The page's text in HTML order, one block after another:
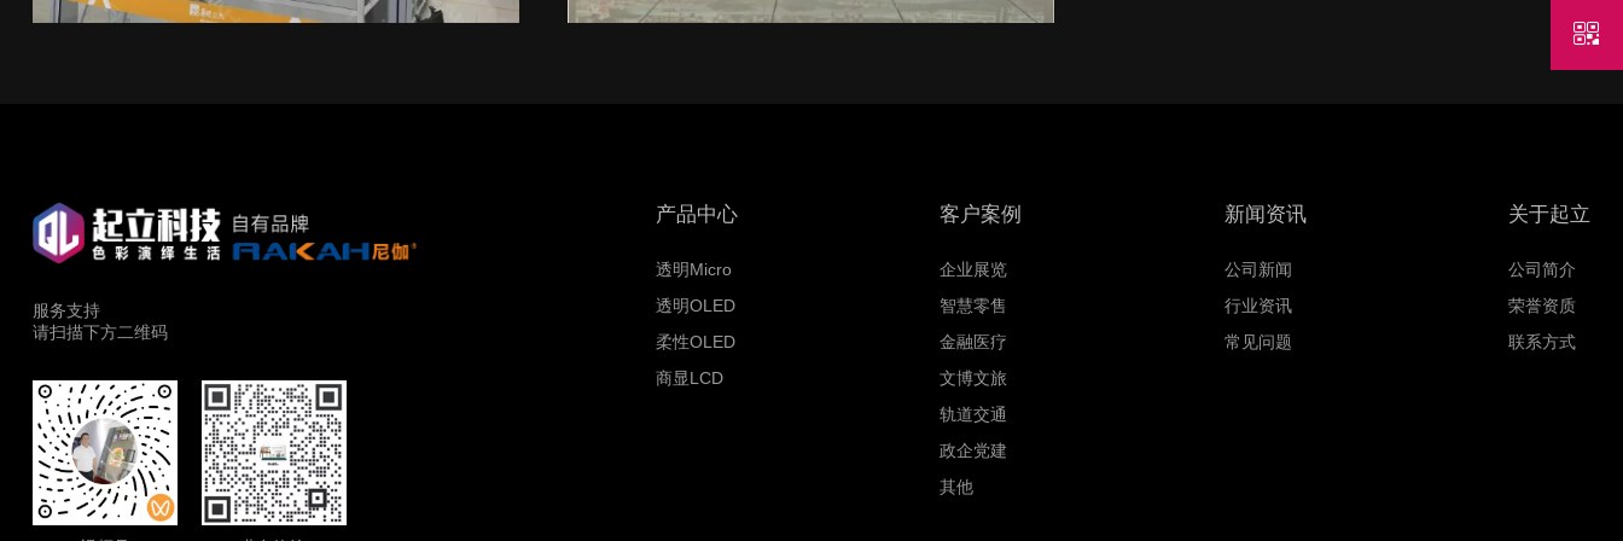
服务支持
请扫描下方二维码
产品中心
透明Micro
透明OLED
柔性OLED
商显LCD
客户案例
企业展览
智慧零售
金融医疗
文博文旅
轨道交通
政企党建
其他
新闻资讯
公司新闻
行业资讯
常见问题
关于起立
公司简介
荣誉资质
联系方式